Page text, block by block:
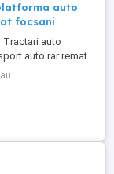
auto
focsani
Tractari auto
auto rar remat